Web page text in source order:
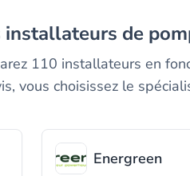
installateurs de
110 installateurs en
vous choisissez le
Energreen